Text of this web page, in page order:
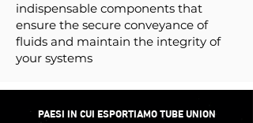
indispensable components that
ensure the secure conveyance of
fluids and maintain the integrity of
your systems
PAESI IN CUI ESPORTIAMO TUBE UNION